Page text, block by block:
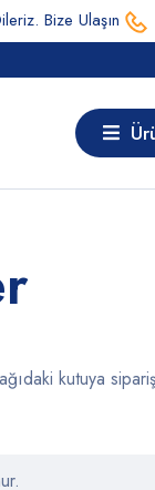
Bize Ulaşın
kutuya